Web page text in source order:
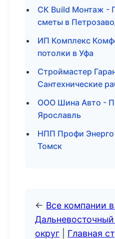
СК Build Монтаж -
сметы в
ИП Комплекс
потолки в Уфа
Строймастер
Сантехнические
ООО Шина Авто -
Ярославль
НПП Профи Энерго
Томск
← Все компании
округ
Главная